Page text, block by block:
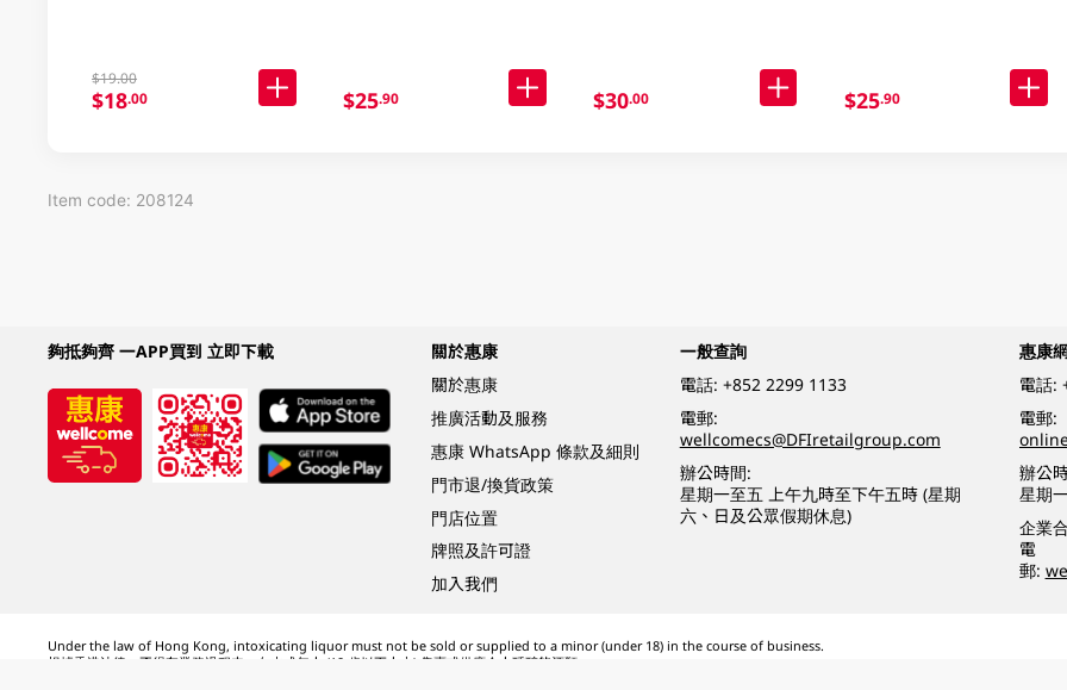
$19.00
$18.00 $25.90 $30.00 $25.90
Item code: 208124
夠抵夠齊 一APP買到 立即下載
關於惠康
關於惠康
推廣活動及服務
惠康 WhatsApp 條款及細則
門市退/換貨政策
門店位置
牌照及許可證
加入我們
一般查詢
電話: +852 2299 1133
電郵:
wellcomecs@DFIretailgroup.com
辦公時間:
星期一至五 上午九時至下午五時 (星期
六、日及公眾假期休息)
惠康
電話:
電郵:
辦公
星期
企業
電
郵:
Under the law of Hong Kong, intoxicating liquor must not be sold or supplied to a minor (under 18) in the course of business.
根據香港法律，不得在業務過程中，向未成年人 (18 歲以下人士) 售賣或供應令人醺醉的酒類。